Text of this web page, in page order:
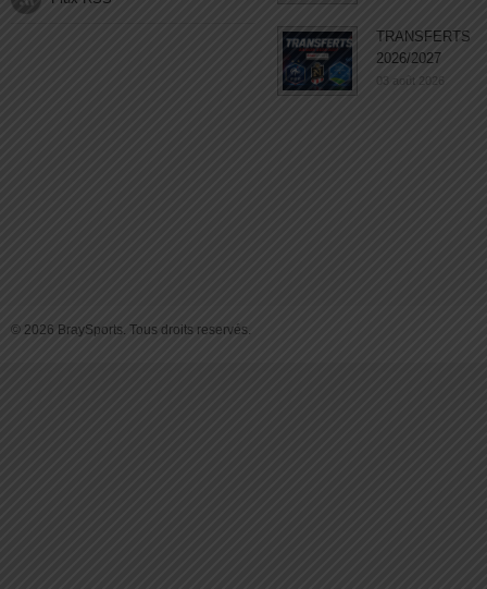
TRANSFERTS
2026/2027
03 août 2026
© 2026 BraySports. Tous droits reservés.